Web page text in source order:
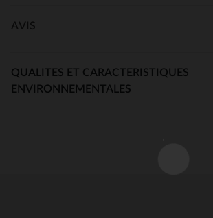
AVIS
QUALITES ET CARACTERISTIQUES
ENVIRONNEMENTALES